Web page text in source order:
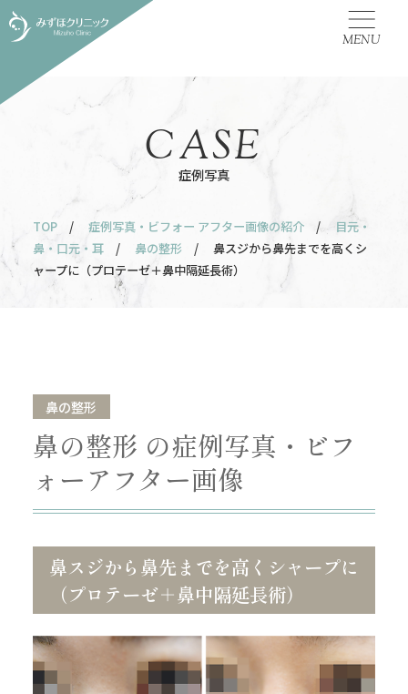
MENU
症例写真
CASE
TOP / 症例写真・ビフォー アフター画像の紹介 /
目元・
鼻・口元・耳
/ 鼻の整形
/ 鼻スジから鼻先までを高くシ
ャープに（プロテーゼ＋鼻中隔延長術）
鼻の整形
鼻の整形 の症例写真・ビフ
ォーアフター画像
鼻スジから鼻先までを高くシャープに
（プロテーゼ＋鼻中隔延長術）